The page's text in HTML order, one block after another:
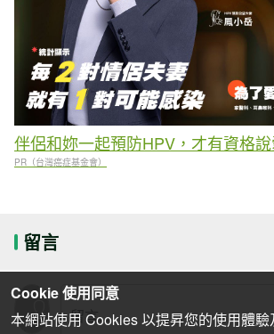
伴侶和妳一起預防HPV，才有資格說
PR（台灣癌症基金會）
留言
Cookie 使用同意
本網站使用 Cookies 以提昇您的使用體